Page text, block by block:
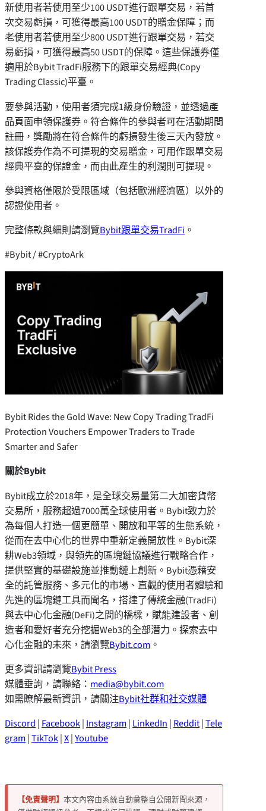
新使用者若使用至少100 USDT進行跟單交易，若首
次交易虧損，可獲得最高100 USDT的贈金保障；而
老使用者若使用至少800 USDT進行跟單交易，若交
易虧損，可獲得最高50 USDT的保障。這些保護券僅
適用於Bybit TradFi服務下的跟單交易經典(Copy
Trading Classic)平臺。
要參與活動，使用者須完成1級身份驗證，並透過產
品頁面申領保護券。符合條件的參與者可在活動期間
註冊，獎勵將在符合條件的虧損發生後三天內發放。
該保護券作為不可提現的交易贈金，可用作跟單交易
經典平臺的保證金，而由此產生的利潤則可提現。
參與資格僅限於受限區域（包括歐洲經濟區）以外的
認證使用者。
完整條款與細則請瀏覽Bybit跟單交易TradFi 。
#Bybit / #CryptoArk
Bybit Rides the Gold Wave: New Copy Trading TradFi
Protection Vouchers Empower Traders to Trade
Smarter and Safer
關於Bybit
Bybit成立於2018年，是全球交易量第二大加密貨幣
交易所，服務超過7000萬全球使用者。Bybit致力於
為每個人打造一個更簡單、開放和平等的生態系統，
從而在去中心化的世界中重新定義開放性。Bybit深
耕Web3領域，與領先的區塊鏈協議進行戰略合作，
提供堅實的基礎設施並推動鏈上創新。Bybit憑藉安
全的託管服務、多元化的市場、直觀的使用者體驗和
先進的區塊鏈工具而聞名，搭建了傳統金融(TradFi)
與去中心化金融(DeFi)之間的橋樑，賦能建設者、創
造者和愛好者充分挖掘Web3的全部潛力。探索去中
心化金融的未來，請瀏覽Bybit.com 。
更多資訊請瀏覽Bybit Press
媒體垂詢，請聯絡： media@bybit.com
如需瞭解最新資訊，請關注Bybit社群和社交媒體
Discord | Facebook| Instagram| LinkedIn | Reddit|Tele
gram|TikTok|X|Youtube
【免責聲明】 本文內容由系統自動彙整自公開新聞來源，